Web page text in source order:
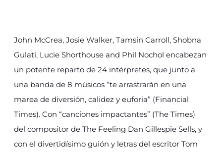
John McCrea, Josie Walker, Tamsin Carroll, Shobna
Gulati, Lucie Shorthouse and Phil Nochol encabezan
un potente reparto de 24 intérpretes, que junto a
una banda de 8 músicos “te arrastrarán en una
marea de diversión, calidez y euforia” (Financial
Times). Con “canciones impactantes” (The Times)
del compositor de The Feeling Dan Gillespie Sells, y
con el divertidísimo guión y letras del escritor Tom